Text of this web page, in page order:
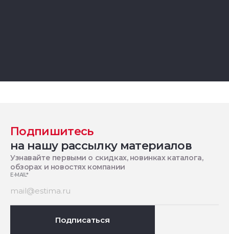
Подпишитесь
на нашу рассылку материалов
Узнавайте первыми о скидках, новинках каталога,
обзорах и новостях компании
E-MAIL*
Подписаться